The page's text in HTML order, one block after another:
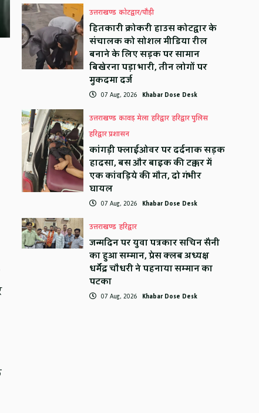
उत्तराखण्ड कोटद्वार/पौड़ी
हितकारी क्रोकरी हाउस कोटद्वार के
संचालक को सोशल मीडिया रील
बनाने के लिए सड़क पर सामान
बिखेरना पड़ा भारी, तीन लोगों पर
मुकदमा दर्ज
07 Aug, 2026 Khabar Dose Desk
उत्तराखण्ड कावड़ मेला हरिद्वार हरिद्वार पुलिस
हरिद्वार प्रशासन
कांगड़ी फ्लाईओवर पर दर्दनाक सड़क
हादसा, बस और बाइक की टक्कर में
एक कांवड़िये की मौत, दो गंभीर
घायल
07 Aug, 2026 Khabar Dose Desk
उत्तराखण्ड हरिद्वार
जन्मदिन पर युवा पत्रकार सचिन सैनी
का हुआ सम्मान, प्रेस क्लब अध्यक्ष
धर्मेंद्र चौधरी ने पहनाया सम्मान का
पटका
07 Aug, 2026 Khabar Dose Desk